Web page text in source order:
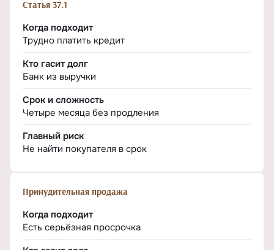
Статья 37.1
Когда подходит
Трудно платить кредит
Кто гасит долг
Банк из выручки
Срок и сложность
Четыре месяца без продления
Главный риск
Не найти покупателя в срок
Принудительная продажа
Когда подходит
Есть серьёзная просрочка